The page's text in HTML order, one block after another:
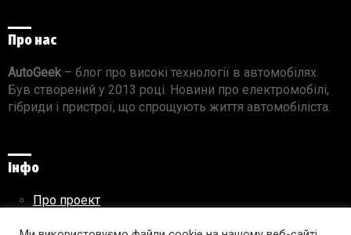
Про нас
AutoGeek– блог про високі технології в автомобілях.
Був створений у 2013 році. Новини про електромобілі,
гібриди і пристрої, що спрощують життя автомобіліста.
Інфо
Про проект